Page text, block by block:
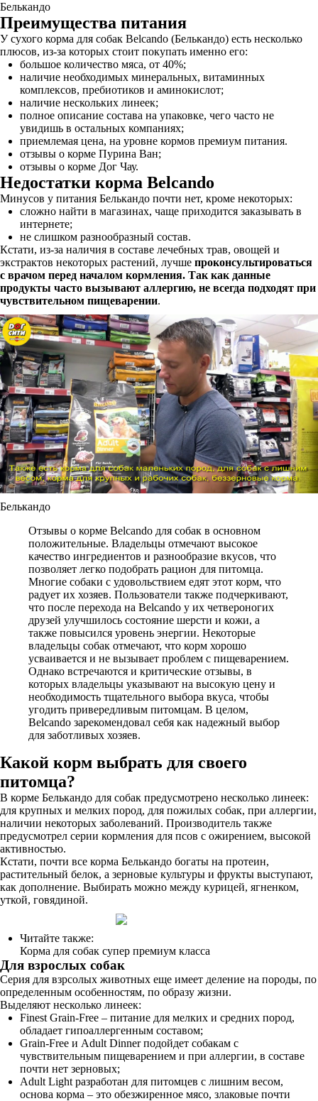
Белькандо
Преимущества питания
У сухого корма для собак Belcando (Белькандо) есть несколько
плюсов, из-за которых стоит покупать именно его:
большое количество мяса, от 40%;
наличие необходимых минеральных, витаминных
комплексов, пребиотиков и аминокислот;
наличие нескольких линеек;
полное описание состава на упаковке, чего часто не
увидишь в остальных компаниях;
приемлемая цена, на уровне кормов премиум питания.
отзывы о корме Пурина Ван;
отзывы о корме Дог Чау.
Недостатки корма Belcando
Минусов у питания Белькандо почти нет, кроме некоторых:
сложно найти в магазинах, чаще приходится заказывать в
интернете;
не слишком разнообразный состав.
Кстати, из-за наличия в составе лечебных трав, овощей и
экстрактов некоторых растений, лучше проконсультироваться
с врачом перед началом кормления. Так как данные
продукты часто вызывают аллергию, не всегда подходят при
чувствительном пищеварении.
Белькандо
Отзывы о корме Belcando для собак в основном
положительные. Владельцы отмечают высокое
качество ингредиентов и разнообразие вкусов, что
позволяет легко подобрать рацион для питомца.
Многие собаки с удовольствием едят этот корм, что
радует их хозяев. Пользователи также подчеркивают,
что после перехода на Belcando у их четвероногих
друзей улучшилось состояние шерсти и кожи, а
также повысился уровень энергии. Некоторые
владельцы собак отмечают, что корм хорошо
усваивается и не вызывает проблем с пищеварением.
Однако встречаются и критические отзывы, в
которых владельцы указывают на высокую цену и
необходимость тщательного выбора вкуса, чтобы
угодить привередливым питомцам. В целом,
Belcando зарекомендовал себя как надежный выбор
для заботливых хозяев.
Какой корм выбрать для своего
питомца?
В корме Белькандо для собак предусмотрено несколько линеек:
для крупных и мелких пород, для пожилых собак, при аллергии,
наличии некоторых заболеваний. Производитель также
предусмотрел серии кормления для псов с ожирением, высокой
активностью.
Кстати, почти все корма Белькандо богаты на протеин,
растительный белок, а зерновые культуры и фрукты выступают,
как дополнение. Выбирать можно между курицей, ягненком,
уткой, говядиной.
Читайте также:
Корма для собак супер премиум класса
Для взрослых собак
Серия для взрсолых животных еще имеет деление на породы, по
определенным особенностям, по образу жизни.
Выделяют несколько линеек:
Finest Grain-Free – питание для мелких и средних пород,
обладает гипоаллергенным составом;
Grain-Free и Adult Dinner подойдет собакам с
чувствительным пищеварением и при аллергии, в составе
почти нет зерновых;
Adult Light разработан для питомцев с лишним весом,
основа корма – это обезжиренное мясо, злаковые почти